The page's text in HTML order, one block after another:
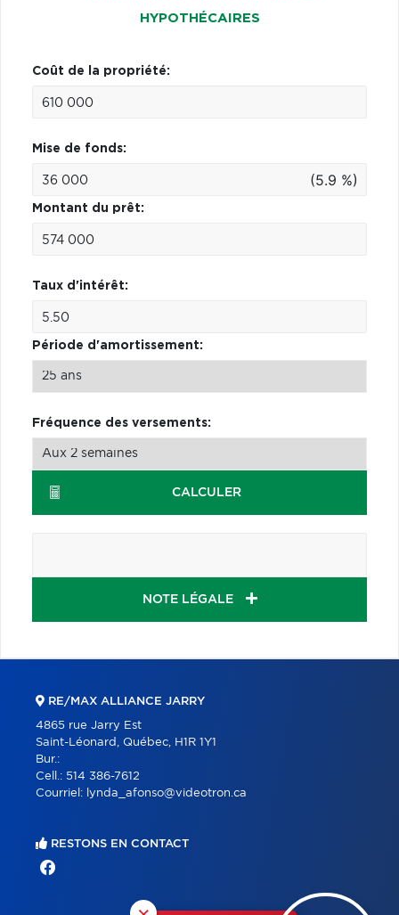
HYPOTHÉCAIRES
Coût de la propriété:
Mise de fonds:
(5.9 %)
Montant du prêt:
Taux d'intérêt:
Période d'amortissement:
Fréquence des versements:
CALCULER
NOTE LÉGALE
RE/MAX ALLIANCE JARRY
4865 rue Jarry Est
Saint-Léonard, Québec, H1R 1Y1
Bur.:
Cell.: 514 386-7612
Courriel: lynda_afonso@videotron.ca
RESTONS EN CONTACT